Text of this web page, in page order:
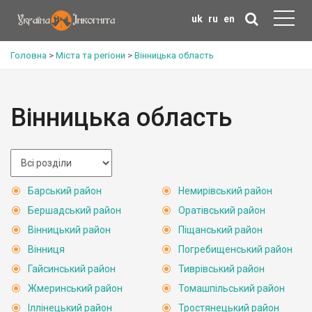
uk ru en
Головна > Міста та регіони > Вінницька область
Вінницька область
Барський район
Бершадський район
Вінницький район
Вінниця
Гайсинський район
Жмеринський район
Іллінецький район
Немирівський район
Оратівський район
Піщанський район
Погребищенський район
Тиврівський район
Томашпільський район
Тростянецький район